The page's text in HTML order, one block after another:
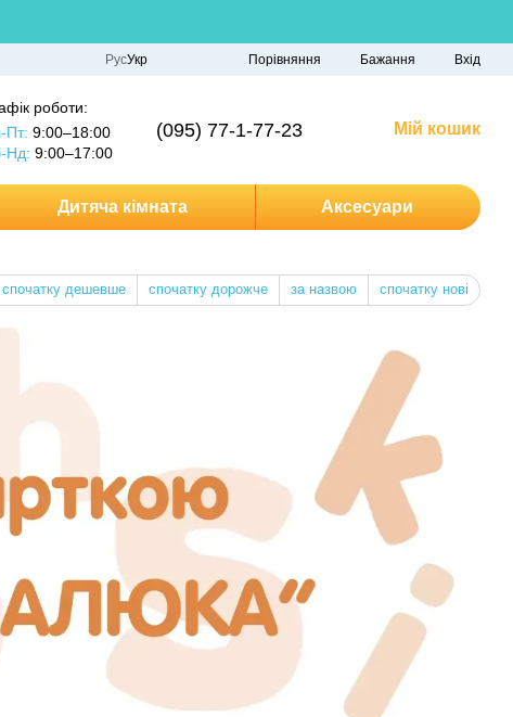
РусУкр Порівняння Бажання Вхід
роботи:
Пт: 9:00–18:00
Нд: 9:00–17:00
(095) 77-1-77-23 Мій кошик
Дитяча кімната Аксесуари
спочатку дешевше спочатку дорожче за назвою спочатку нові